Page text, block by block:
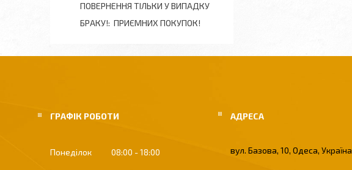
ПОВЕРНЕННЯ ТІЛЬКИ У ВИПАДКУ
БРАКУ! ПРИЄМНИХ ПОКУПОК!
ГРАФІК РОБОТИ
Понеділок 08:00 18:00 вул. Базова, 10, Одеса, Україна